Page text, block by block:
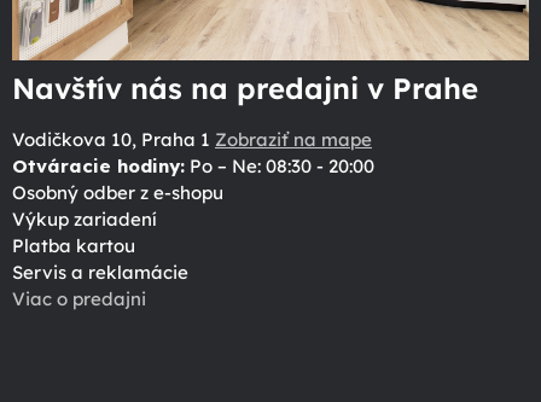
Navštív nás na predajni v Prahe
Vodičkova 10, Praha 1 Zobraziť na mape
Otváracie hodiny: Po – Ne: 08:30 - 20:00
Osobný odber z e-shopu
Výkup zariadení
Platba kartou
Servis a reklamácie
Viac o predajni